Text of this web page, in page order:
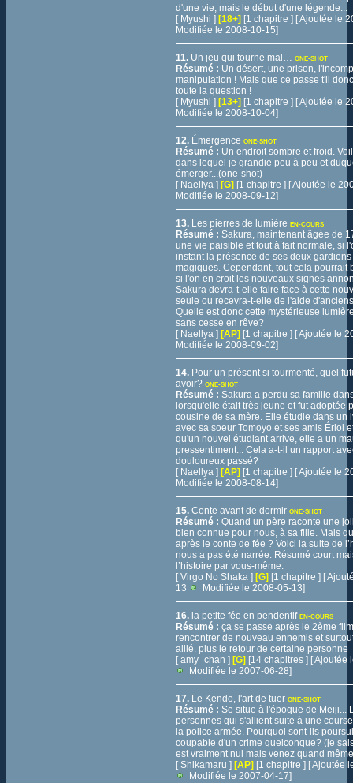
d'une vie, mais le début d'une légende...
[ Myushi ] [18+] [1 chapitre ] [ Ajoutée le
Modifiée le 2008-10-15]
11. Un jeu qui tourne mal… ONE-SHOT
Résumé : Un désert, une prison,
manipulation ! Mais que ce passe t'il
toute la question !
[ Myushi ] [13+] [1 chapitre ] [ Ajoutée le
Modifiée le 2008-10-04]
12. Émergence ONE-SHOT
Résumé : Un endroit sombre et froid.
dans lequel je grandie peu à peu et
émerger...(one-shot)
[ Naellya ] [G] [1 chapitre ] [ Ajoutée le
Modifiée le 2008-09-12]
13. Les pierres de lumière EN-COURS
Résumé : Sakura, maintenant âgée de
une vie paisible et tout à fait normale, si
instant la présence de ses deux
magiques. Cependant, tout cela pourrait
si l'on en croit les nouveaux signes
Sakura devra-t-elle faire face à cette
seule ou recevra-t-elle de l'aide
Quelle est donc cette mystérieuse
sans cesse en rêve?
[ Naellya ] [AP] [1 chapitre ] [ Ajoutée le
Modifiée le 2008-09-02]
14. Pour un présent si tourmenté, quel
avoir? ONE-SHOT
Résumé : Sakura a perdu sa famille
lorsqu'elle était très jeune et fut adoptée
cousine de sa mère. Elle étudie dans un
avec sa soeur Tomoyo et ses amis Ériol
qu'un nouvel étudiant arrive, elle a un
pressentiment... Cela a-t-il un rapport
douloureux passé?
[ Naellya ] [AP] [1 chapitre ] [ Ajoutée le
Modifiée le 2008-08-14]
15. Conte avant de dormir ONE-SHOT
Résumé : Quand un père raconte une
bien connue pour nous, à sa fille. Mais
après le conte de fée ? Voici la suite de
nous a pas été narrée. Résumé court
l’histoire par vous-même.
[ Virgo No Shaka ] [G] [1 chapitre ] [
13
Modifiée le 2008-05-13]
16. la petite fée en pendentif EN-COURS
Résumé : ça se passe après le 2ème
rencontrer de nouveau ennemis et
allié. plus le retour de certaine personne
[ amy_chan ] [G] [14 chapitres ] [ Ajoutée
Modifiée le 2007-06-28]
17. Le Kendo, l'art de tuer ONE-SHOT
Résumé : Se situe à l'époque de Meiji...
personnes qui s'allient suite à une
la police armée. Pourquoi sont-ils
coupable d'un crime quelconque? (je
est vraiment nul mais venez quand
[ Shikamaru ] [AP] [1 chapitre ] [ Ajoutée
Modifiée le 2007-04-17]